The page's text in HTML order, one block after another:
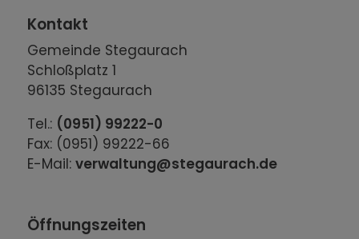
Kontakt
Gemeinde Stegaurach
Schloßplatz 1
96135 Stegaurach
Tel.: (0951) 99222-0
Fax: (0951) 99222-66
E-Mail:verwaltung@stegaurach.de
Öffnungszeiten